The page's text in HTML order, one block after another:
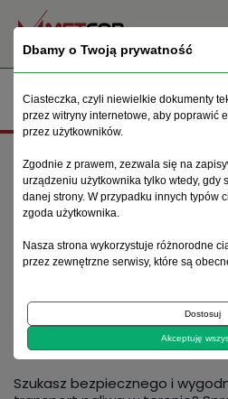
ZBIORNIKI NA
Szukasz bezpiecznego i
Dbamy o Twoją prywatność
Ciasteczka, czyli niewielkie dokumenty
przez witryny internetowe, aby poprawić
przez użytkowników.
Zgodnie z prawem, zezwala się na
urządzeniu użytkownika tylko wtedy, gdy
danej strony. W przypadku innych typów
zgoda użytkownika.
Nasza strona wykorzystuje różnorodne
przez zewnętrzne serwisy, które są
Dostosuj
Akceptuję